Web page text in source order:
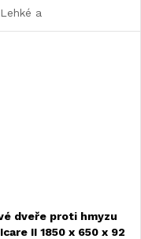
a
kompozitní
dveře proti hmyzu
II 1850 x 650 x 92